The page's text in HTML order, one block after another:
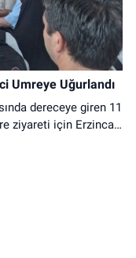
Umreye Uğurlandı
dereceye giren 11
ziyareti için Erzincan